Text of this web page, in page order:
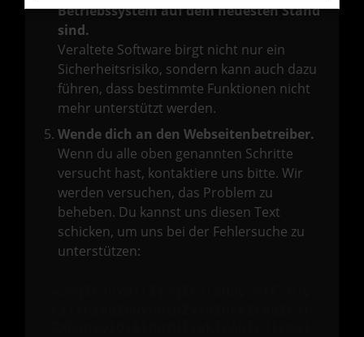
Betriebssystem auf dem neuesten Stand
sind.
Veraltete Software birgt nicht nur ein
Sicherheitsrisiko, sondern kann auch dazu
führen, dass bestimmte Funktionen nicht
mehr unterstützt werden.
Wende dich an den Webseitenbetreiber.
Wenn du alle oben genannten Schritte
versucht hast, kontaktiere uns bitte. Wir
werden versuchen, das Problem zu
beheben. Du kannst uns diesen Text
schicken, um uns bei der Fehlersuche zu
unterstützen: